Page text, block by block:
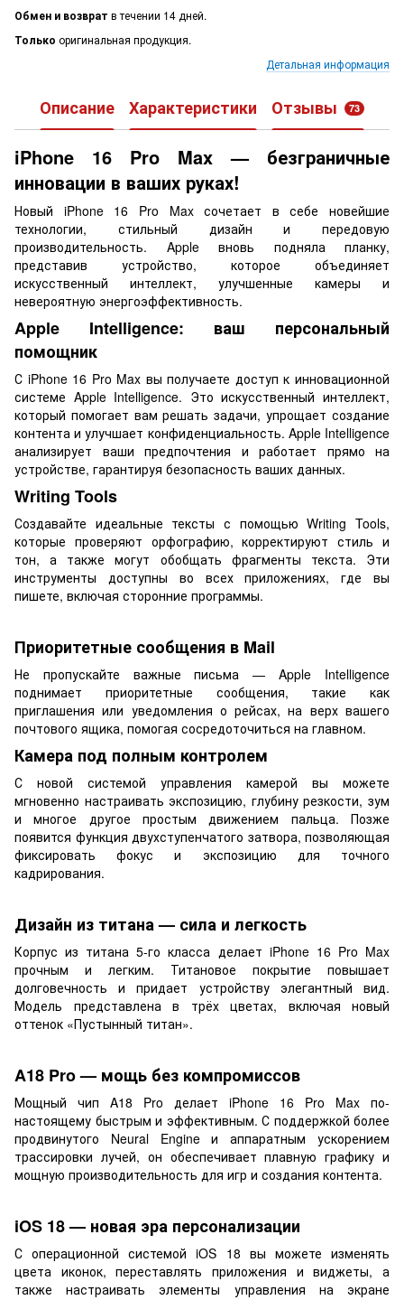
Обмен и возврат в течении 14 дней.
Только оригинальная продукция.
Детальная информация
Описание Характеристики Отзывы 73
iPhone 16 Pro Max — безграничные
инновации в ваших руках!
Новый iPhone 16 Pro Max сочетает в себе новейшие
технологии, стильный дизайн и передовую
производительность. Apple вновь подняла планку,
представив устройство, которое объединяет
искусственный интеллект, улучшенные камеры и
невероятную энергоэффективность.
Apple Intelligence: ваш персональный
помощник
С iPhone 16 Pro Max вы получаете доступ к инновационной
системе Apple Intelligence. Это искусственный интеллект,
который помогает вам решать задачи, упрощает создание
контента и улучшает конфиденциальность. Apple Intelligence
анализирует ваши предпочтения и работает прямо на
устройстве, гарантируя безопасность ваших данных.
Writing Tools
Создавайте идеальные тексты с помощью Writing Tools,
которые проверяют орфографию, корректируют стиль и
тон, а также могут обобщать фрагменты текста. Эти
инструменты доступны во всех приложениях, где вы
пишете, включая сторонние программы.
Приоритетные сообщения в Mail
Не пропускайте важные письма — Apple Intelligence
поднимает приоритетные сообщения, такие как
приглашения или уведомления о рейсах, на верх вашего
почтового ящика, помогая сосредоточиться на главном.
Камера под полным контролем
С новой системой управления камерой вы можете
мгновенно настраивать экспозицию, глубину резкости, зум
и многое другое простым движением пальца. Позже
появится функция двухступенчатого затвора, позволяющая
фиксировать фокус и экспозицию для точного
кадрирования.
Дизайн из титана — сила и легкость
Корпус из титана 5-го класса делает iPhone 16 Pro Max
прочным и легким. Титановое покрытие повышает
долговечность и придает устройству элегантный вид.
Модель представлена в трёх цветах, включая новый
оттенок «Пустынный титан».
A18 Pro — мощь без компромиссов
Мощный чип A18 Pro делает iPhone 16 Pro Max по-
настоящему быстрым и эффективным. С поддержкой более
продвинутого Neural Engine и аппаратным ускорением
трассировки лучей, он обеспечивает плавную графику и
мощную производительность для игр и создания контента.
iOS 18 — новая эра персонализации
С операционной системой iOS 18 вы можете изменять
цвета иконок, переставлять приложения и виджеты, а
также настраивать элементы управления на экране